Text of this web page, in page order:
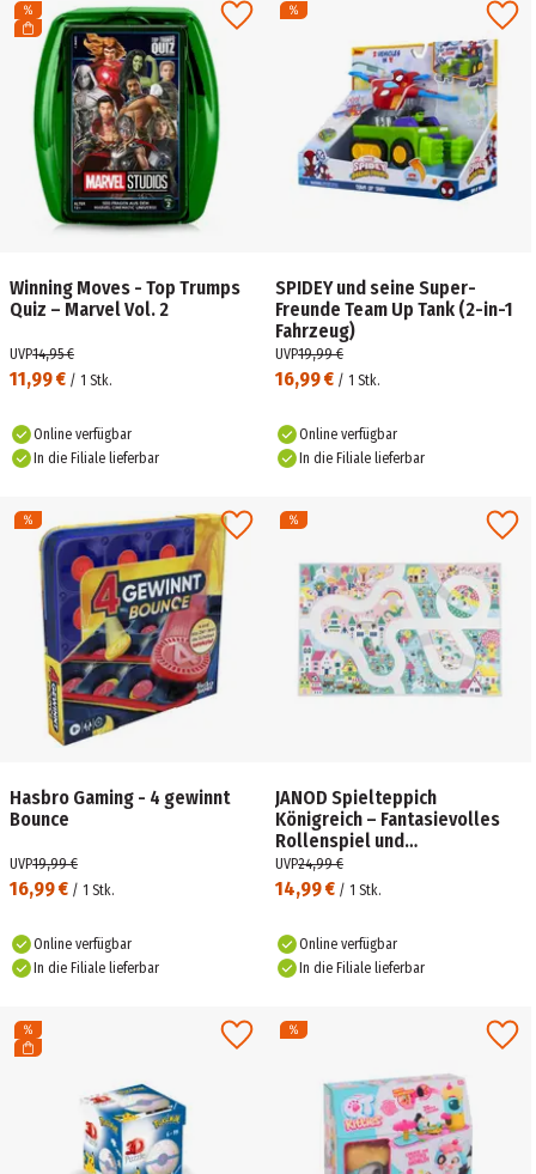
Winning Moves - Top Trumps
Quiz – Marvel Vol. 2
11,99 € / 1 Stk.
UVP14,95 €
Online verfügbar
In die Filiale lieferbar
SPIDEY und seine Super-
Freunde Team Up Tank (2-in-1
Fahrzeug)
16,99 € / 1 Stk.
UVP19,99 €
Online verfügbar
In die Filiale lieferbar
Hasbro Gaming - 4 gewinnt
Bounce
16,99 € / 1 Stk.
UVP19,99 €
Online verfügbar
In die Filiale lieferbar
JANOD Spielteppich
Königreich – Fantasievolles
Rollenspiel und
Sprachförderung ab 2 Jahren
14,99 € / 1 Stk.
UVP24,99 €
Online verfügbar
In die Filiale lieferbar